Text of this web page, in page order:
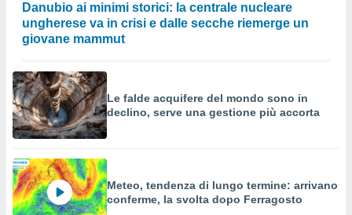
Danubio ai minimi storici: la centrale nucleare
ungherese va in crisi e dalle secche riemerge un
giovane mammut
Le falde acquifere del mondo sono in
declino, serve una gestione più accorta
Meteo, tendenza di lungo termine: arrivano
conferme, la svolta dopo Ferragosto